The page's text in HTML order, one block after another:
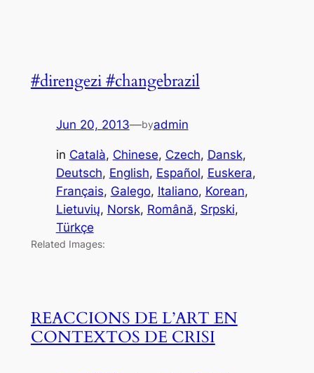
#direngezi #changebrazil
Jun 20, 2013—byadmin
in Català, Chinese, Czech, Dansk
Deutsch, English, Español, Euskera
Français, Galego, Italiano, Korean
Lietuvių, Norsk, Română, Srpski
Türkçe
Related Images:
REACCIONS DE L’ART EN
CONTEXTOS DE CRISI